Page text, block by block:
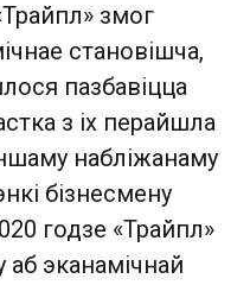
змог
становішча,
пазбавіцца
з іх перайшла
набліжанаму
бізнесмену
годзе «Трайпл»
аб эканамічнай